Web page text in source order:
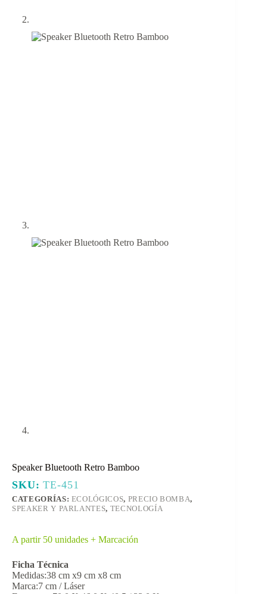
Speaker Bluetooth Retro Bamboo
SKU:TE-451
CATEGORÍAS: ECOLÓGICOS, PRECIO BOMBA,
SPEAKER Y PARLANTES, TECNOLOGÍA
A partir 50 unidades + Marcación
Ficha Técnica
Medidas:38 cm x9 cm x8 cm
Marca:7 cm / Láser